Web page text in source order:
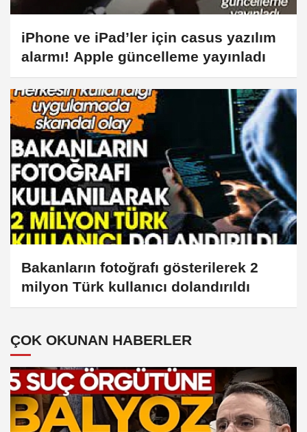
iPhone ve iPad’ler için casus yazılım
alarmı! Apple güncelleme yayınladı
Bakanların fotoğrafı gösterilerek 2
milyon Türk kullanıcı dolandırıldı
ÇOK OKUNAN HABERLER